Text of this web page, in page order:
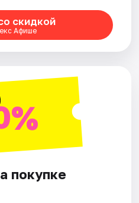
скидкой
Афише
покупке